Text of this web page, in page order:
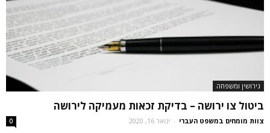
גירושין ומשפחה
ביטול צו ירושה – בדיקת זכאות מעמיקה לירושה
צוות מומחים במשפט העברי - ינואר 16, 2020 0